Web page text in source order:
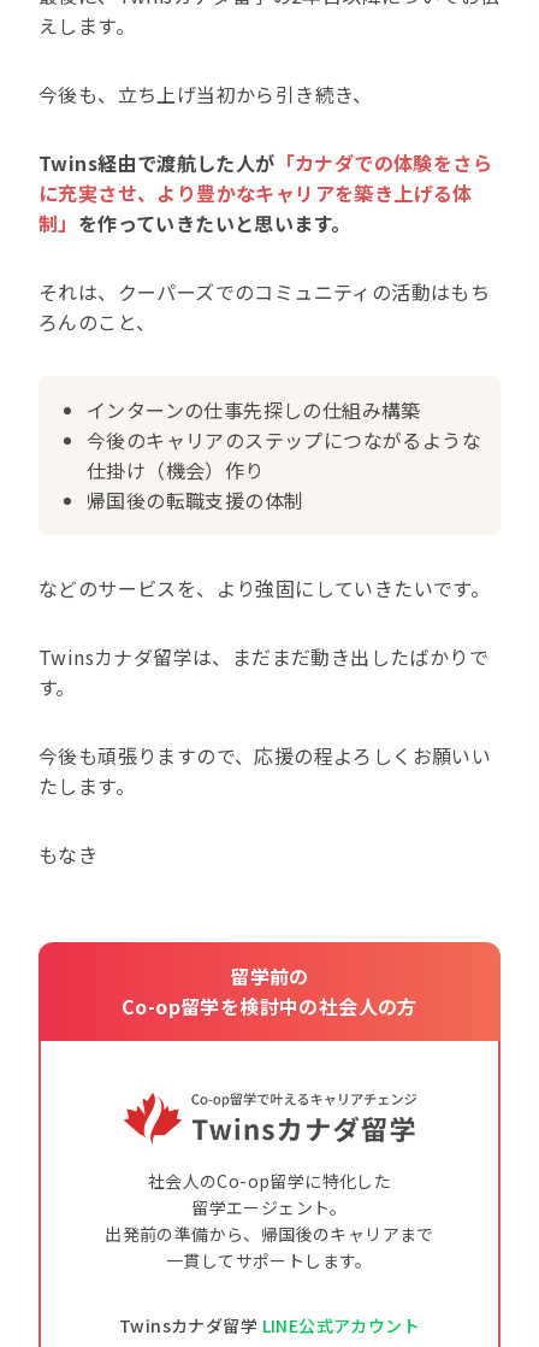
えします。
今後も、立ち上げ当初から引き続き、
Twins経由で渡航した人が 「カナダでの体験をさら
に充実させ、より豊かなキャリアを築き上げる体
制」 を作っていきたいと思います。
それは、クーパーズでのコミュニティの活動はもち
ろんのこと、
インターンの仕事先探しの仕組み構築
今後のキャリアのステップにつながるような
仕掛け（機会）作り
帰国後の転職支援の体制
などのサービスを、より強固にしていきたいです。
Twinsカナダ留学は、まだまだ動き出したばかりで
す。
今後も頑張りますので、応援の程よろしくお願いい
たします。
もなき
留学前の
Co-op留学を検討中の社会人の方
社会人のCo-op留学に特化した
留学エージェント。
出発前の準備から、帰国後のキャリアまで
一貫してサポートします。
Twinsカナダ留学 LINE公式アカウント